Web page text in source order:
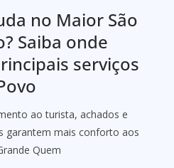
no Maior São
Saiba onde
serviços
ao turista, achados e
garantem mais conforto aos
Quem